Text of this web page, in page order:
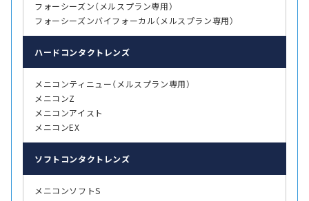
フォーシーズン（メルスプラン専用）
フォーシーズンバイフォーカル（メルスプラン専用）
ハード コンタクトレンズ
メニコンティニュー（メルスプラン専用）
メニコンZ
メニコンアイスト
メニコンEX
ソフト コンタクトレンズ
メニコンソフトS